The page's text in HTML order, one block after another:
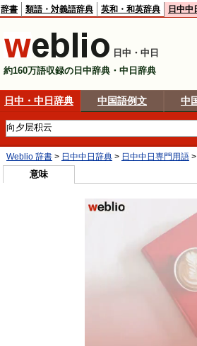
辞書 類語・対義語辞典 英和・和英辞典 日中中
日中・中日
約160万語収録の日中辞典・中日辞典
日中・中日辞典 中国語例文 中
Weblio 辞書 > 日中中日辞典 > 日中中日専門用語 >
意味